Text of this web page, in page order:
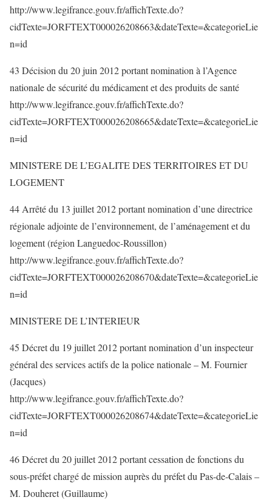
http://www.legifrance.gouv.fr/affichTexte.do?
cidTexte=JORFTEXT000026208663&dateTexte=&categorieLie
n=id
43 Décision du 20 juin 2012 portant nomination à l’Agence
nationale de sécurité du médicament et des produits de santé
http://www.legifrance.gouv.fr/affichTexte.do?
cidTexte=JORFTEXT000026208665&dateTexte=&categorieLie
n=id
MINISTERE DE L’EGALITE DES TERRITOIRES ET DU
LOGEMENT
44 Arrêté du 13 juillet 2012 portant nomination d’une directrice
régionale adjointe de l’environnement, de l’aménagement et du
logement (région Languedoc-Roussillon)
http://www.legifrance.gouv.fr/affichTexte.do?
cidTexte=JORFTEXT000026208670&dateTexte=&categorieLie
n=id
MINISTERE DE L’INTERIEUR
45 Décret du 19 juillet 2012 portant nomination d’un inspecteur
général des services actifs de la police nationale – M. Fournier
(Jacques)
http://www.legifrance.gouv.fr/affichTexte.do?
cidTexte=JORFTEXT000026208674&dateTexte=&categorieLie
n=id
46 Décret du 20 juillet 2012 portant cessation de fonctions du
sous-préfet chargé de mission auprès du préfet du Pas-de-Calais –
M. Douheret (Guillaume)